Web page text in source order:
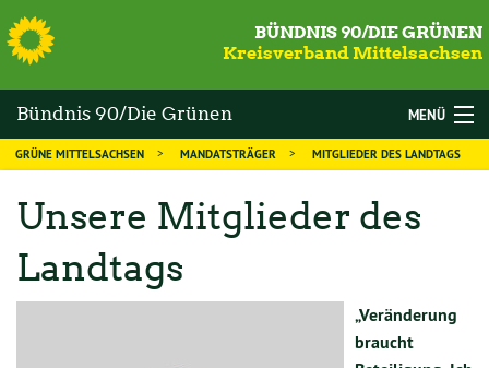
S
BÜNDNIS 90/DIE GRÜNEN
Kreisverband Mittelsachsen
Bündnis 90/Die Grünen
Mittelsachsen
MENÜ
WAHLEN
DIE GRÜNEN
MANDATSTRÄGER
THEMEN
GRÜNE MITTELSACHSEN MANDATSTRÄGER MITGLIEDER DES LANDTAGS
Unsere Mitglieder des
Landtags
„Veränderung
braucht